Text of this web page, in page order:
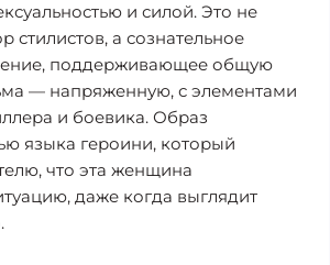
и силой. Это не
стилистов, а сознательное
поддерживающее общую
— напряженную, с элементами
и боевика. Образ
языка героини, который
что эта женщина
даже когда выглядит